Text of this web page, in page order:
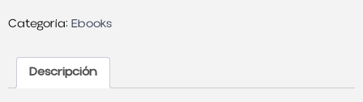
Categoría: Ebooks
Descripción